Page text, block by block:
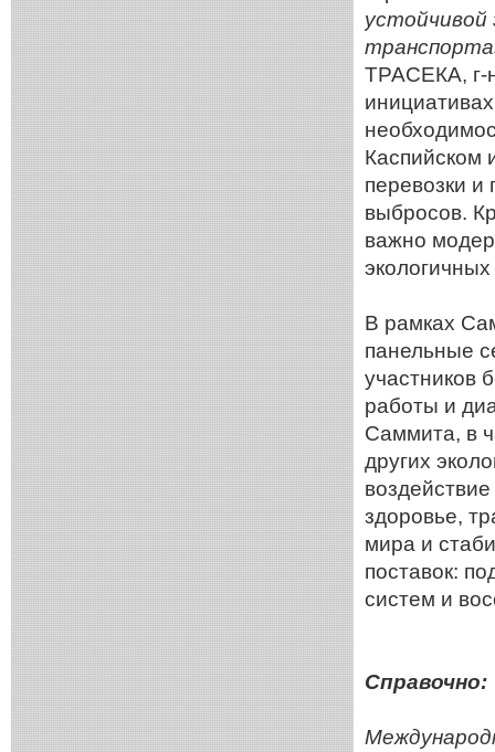
устойчивой
ТРАСЕКА, г-
Каспийском
перевозки и
выбросов.
важно
В рамках
панельные
участников
работы и
Саммита, в
других
здоровье,
мира и
поставок:
систем и
Справочно: